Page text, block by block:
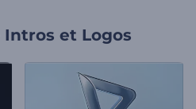
Intros et Logos